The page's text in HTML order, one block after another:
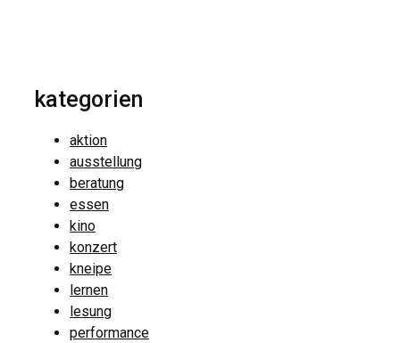
kategorien
aktion
ausstellung
beratung
essen
kino
konzert
kneipe
lernen
lesung
performance